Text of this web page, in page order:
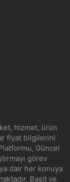
hizmet, ürün
fiyat bilgilerini
Güncel
görev
dair her konuya
Basit ve